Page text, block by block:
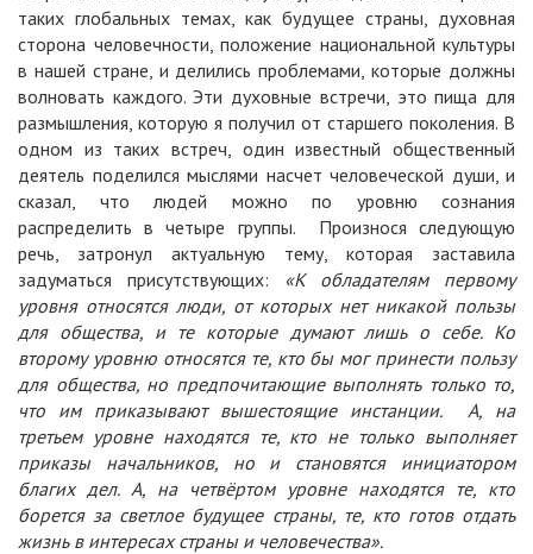
таких глобальных темах, как будущее страны, духовная
сторона человечности, положение национальной культуры
в нашей стране, и делились проблемами, которые должны
волновать каждого. Эти духовные встречи, это пища для
размышления, которую я получил от старшего поколения. В
одном из таких встреч, один известный общественный
деятель поделился мыслями насчет человеческой души, и
сказал, что людей можно по уровню сознания
распределить в четыре группы. Произнося следующую
речь, затронул актуальную тему, которая заставила
задуматься присутствующих:
«К обладателям первому
уровня относятся люди, от которых нет никакой пользы
для общества, и те которые думают лишь о себе. Ко
второму уровню относятся те, кто бы мог принести пользу
для общества, но предпочитающие выполнять только то,
что им приказывают вышестоящие инстанции. А, на
третьем уровне находятся те, кто не только выполняет
приказы начальников, но и становятся инициатором
благих дел. А, на четвёртом уровне находятся те, кто
борется за светлое будущее страны, те, кто готов отдать
жизнь в интересах страны и человечества».